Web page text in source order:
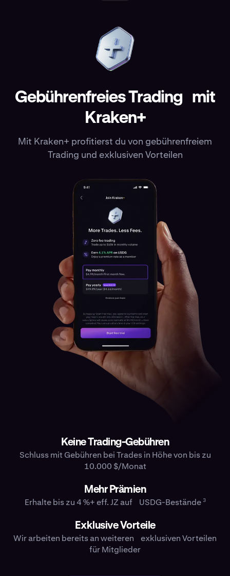
Gebührenfreies Trading mit
Kraken+
Mit Kraken+ profitierst du von gebührenfreiem
Trading und exklusiven Vorteilen
Keine Trading-Gebühren
Schluss mit Gebühren bei Trades in Höhe von bis zu
10.000 $/Monat
Mehr Prämien
Erhalte bis zu 4 %+ eff. JZ auf USDG-Bestände 3
Exklusive Vorteile
Wir arbeiten bereits an weiteren exklusiven Vorteilen
für Mitglieder